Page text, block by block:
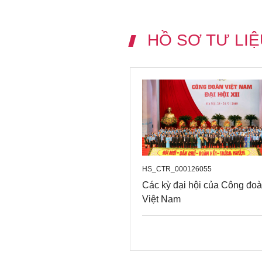
HỒ SƠ TƯ
HS_CTR_000126055
Các kỳ đại hội của Công
Việt Nam